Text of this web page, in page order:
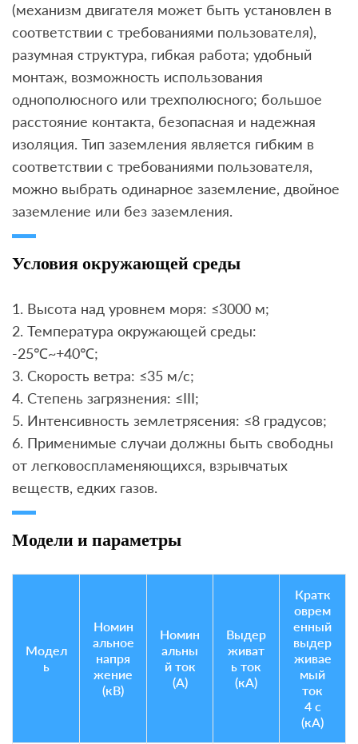
(механизм двигателя может быть установлен в
соответствии с требованиями пользователя),
разумная структура, гибкая работа; удобный
монтаж, возможность использования
однополюсного или трехполюсного; большое
расстояние контакта, безопасная и надежная
изоляция. Тип заземления является гибким в
соответствии с требованиями пользователя,
можно выбрать одинарное заземление, двойное
заземление или без заземления.
Условия окружающей среды
1. Высота над уровнем моря: ≤3000 м;
2. Температура окружающей среды:
-25℃~+40℃;
3. Скорость ветра: ≤35 м/с;
4. Степень загрязнения: ≤III;
5. Интенсивность землетрясения: ≤8 градусов;
6. Применимые случаи должны быть свободны
от легковоспламеняющихся, взрывчатых
веществ, едких газов.
Модели и параметры
Модел
ь
Номин
альное
напря
жение
(кВ)
Номин
альны
й ток
(А)
Выдер
живат
ь ток
(кА)
Кратк
оврем
енный
выдер
живае
мый
ток
4 с
(кА)